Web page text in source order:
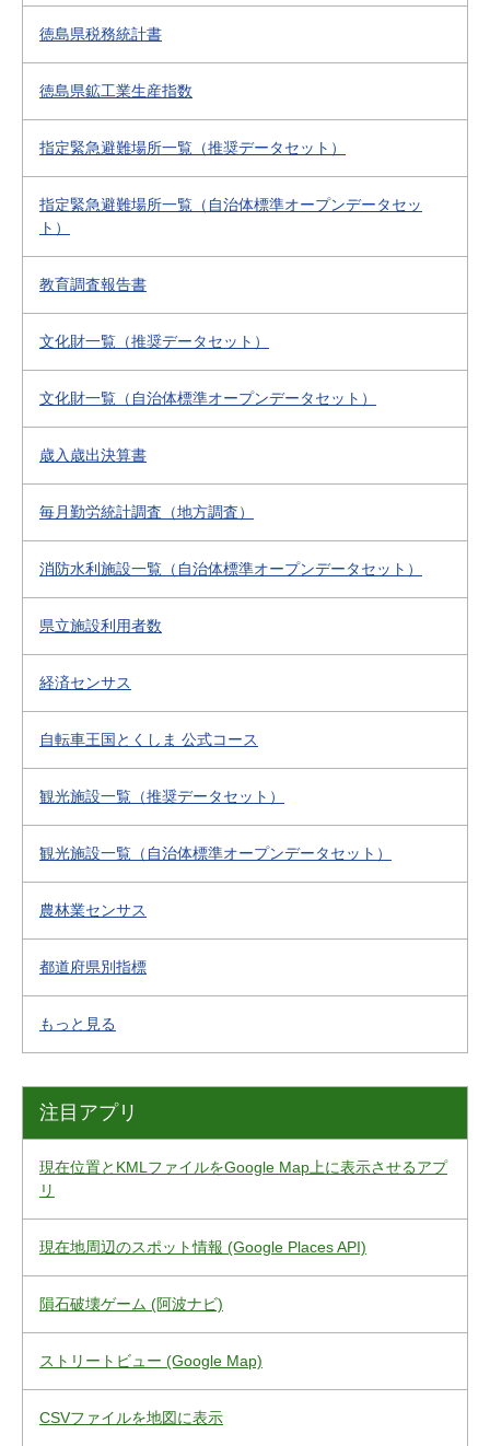
徳島県税務統計書
徳島県鉱工業生産指数
指定緊急避難場所一覧（推奨データセット）
指定緊急避難場所一覧（自治体標準オープンデータセッ
ト）
教育調査報告書
文化財一覧（推奨データセット）
文化財一覧（自治体標準オープンデータセット）
歳入歳出決算書
毎月勤労統計調査（地方調査）
消防水利施設一覧（自治体標準オープンデータセット）
県立施設利用者数
経済センサス
自転車王国とくしま 公式コース
観光施設一覧（推奨データセット）
観光施設一覧（自治体標準オープンデータセット）
農林業センサス
都道府県別指標
もっと見る
注目アプリ
現在位置とKMLファイルをGoogle Map上に表示させるアプ
リ
現在地周辺のスポット情報 (Google Places API)
隕石破壊ゲーム (阿波ナビ)
ストリートビュー (Google Map)
CSVファイルを地図に表示